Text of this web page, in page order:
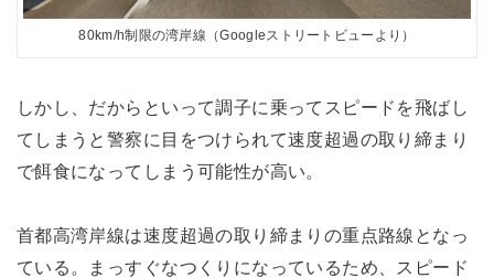
80km/h制限の湾岸線（Googleストリートビューより）
しかし、だからといって調子に乗ってスピードを飛ばし
てしまうと警察に目をつけられて速度超過の取り締まり
で餌食になってしまう可能性が高い。
首都高湾岸線は速度超過の取り締まりの重点路線となっ
ている。まっすぐなつくりになっているため、スピード